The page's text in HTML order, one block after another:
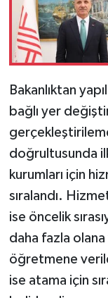
Bakanlıktan
bağlı yer
doğrultusunda
kurumları için
sıralandı.
ise öncelik
daha fazla
öğretmene
ise atama için